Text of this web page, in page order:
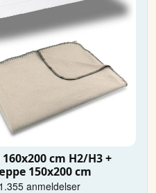
cm H2/H3 +
150x200 cm